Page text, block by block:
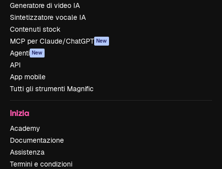
Generatore di video IA
Sintetizzatore vocale IA
Contenuti stock
MCP per Claude/ChatGPT New
Agenti New
API
App mobile
Tutti gli strumenti Magnific
Inizia
Academy
Documentazione
Assistenza
Termini e condizioni